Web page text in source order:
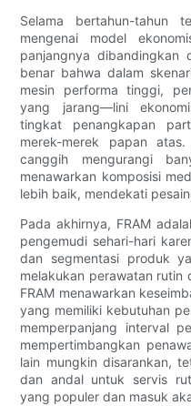
Selama bertahun-tahun
mengenai model
panjangnya dibandingkan
benar bahwa dalam
mesin performa tinggi,
yang jarang—lini
tingkat penangkapan
merek-merek papan
canggih mengurangi
menawarkan komposisi
lebih baik, mendekati
Pada akhirnya, FRAM
pengemudi sehari-hari
dan segmentasi produk
melakukan perawatan rutin
FRAM menawarkan
yang memiliki kebutuhan
memperpanjang interval
mempertimbangkan
lain mungkin disarankan,
dan andal untuk servis
yang populer dan masuk